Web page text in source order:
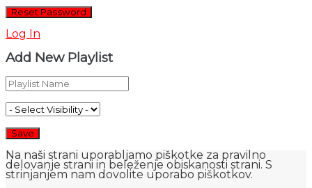
Log In
Add New Playlist
Na naši strani uporabljamo piškotke za pravilno
delovanje strani in beleženje obiskanosti strani. S
strinjanjem nam dovolite uporabo piškotkov.